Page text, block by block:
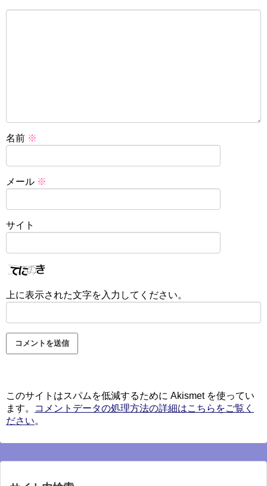
名前 ※
メール ※
サイト
上に表示された文字を入力してください。
このサイトはスパムを低減するために Akismet を使ってい
ます。
コメントデータの処理方法の詳細はこちらをご覧く
ださい。